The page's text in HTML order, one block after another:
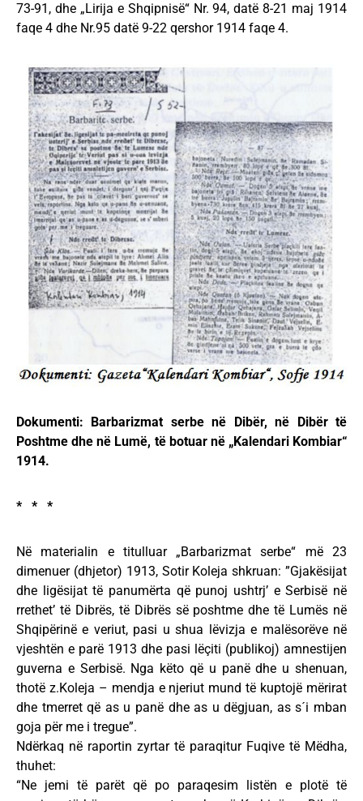
73-91, dhe „Lirija e Shqipnisë“ Nr. 94, datë 8-21 maj 1914
faqe 4 dhe Nr.95 datë 9-22 qershor 1914 faqe 4.
Dokumenti: Barbarizmat serbe në Dibër, në Dibër të
Poshtme dhe në Lumë, të botuar në „Kalendari Kombiar“
1914.
* * *
Në materialin e titulluar „Barbarizmat serbe“ më 23
dimenuer (dhjetor) 1913, Sotir Koleja shkruan: ”Gjakësijat
dhe ligësijat të panumërta që punoj ushtrj’ e Serbisë në
rrethet’ të Dibrës, të Dibrës së poshtme dhe të Lumës në
Shqipërinë e veriut, pasi u shua lëvizja e malësorëve në
vjeshtën e parë 1913 dhe pasi lëçiti (publikoj) amnestijen
guverna e Serbisë. Nga këto që u panë dhe u shenuan,
thotë z.Koleja – mendja e njeriut mund të kuptojë mërirat
dhe tmerret që as u panë dhe as u dëgjuan, as s´i mban
goja për me i tregue”.
Ndërkaq në raportin zyrtar të paraqitur Fuqive të Mëdha,
thuhet:
“Ne jemi të parët që po paraqesim listën e plotë të